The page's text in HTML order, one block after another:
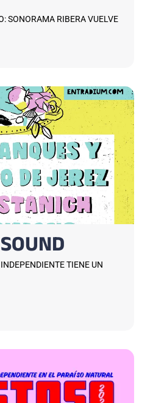
SONORAMA RIBERA VUELVE
TIENE UN